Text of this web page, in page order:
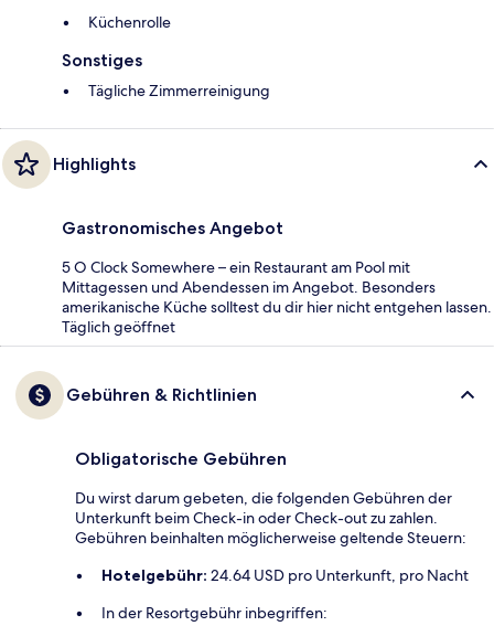
Küchenrolle
Sonstiges
Tägliche Zimmerreinigung
Highlights
Gastronomisches Angebot
5 O Clock Somewhere – ein Restaurant am Pool mit
Mittagessen und Abendessen im Angebot. Besonders
amerikanische Küche solltest du dir hier nicht entgehen lassen.
Täglich geöffnet
Gebühren & Richtlinien
Obligatorische Gebühren
Du wirst darum gebeten, die folgenden Gebühren der
Unterkunft beim Check-in oder Check-out zu zahlen.
Gebühren beinhalten möglicherweise geltende Steuern:
Hotelgebühr: 24.64 USD pro Unterkunft, pro Nacht
In der Resortgebühr inbegriffen: